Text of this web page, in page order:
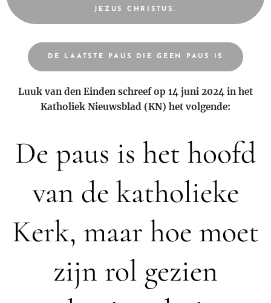
JEZUS CHRISTUS.
DE LAATSTE PAUS DIE GEEN PAUS IS
Luuk van den Einden schreef op 14 juni 2024 in het
Katholiek Nieuwsblad (KN) het volgende:
De paus is het hoofd
van de katholieke
Kerk, maar hoe moet
zijn rol gezien